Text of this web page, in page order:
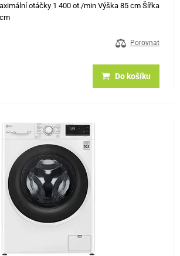
otáčky 1 400 ot./min Výška 85 cm Šířka
Porovnat
Do košíku